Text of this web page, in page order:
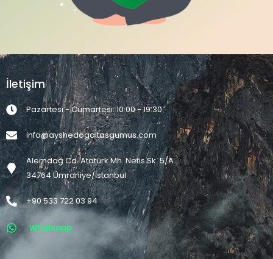
İletişim
Pazartesi - Cumartesi: 10:00 - 19:30
info@ayshedogaltasgumus.com
Alemdağ Cd. Atatürk Mh. Nefis Sk. 5/A
34764 Ümraniye/İstanbul
+90 533 722 03 94
Whatsapp